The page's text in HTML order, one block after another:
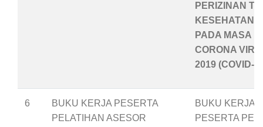
PERIZINAN
KESEHATAN
PADA MASA
CORONA
2019 (COVID-
6
BUKU KERJA PESERTA
PELATIHAN ASESOR
BUKU KERJA
PESERTA